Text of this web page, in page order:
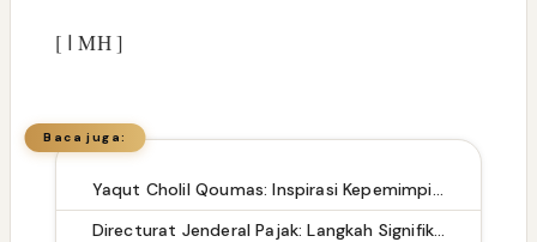
[ ا MH ]
Baca juga:
Yaqut Cholil Qoumas: Inspirasi Kepemimpinan dan Ketaatan
Directurat Jenderal Pajak: Langkah Signifikan Menuju Kepatuhan Pajak